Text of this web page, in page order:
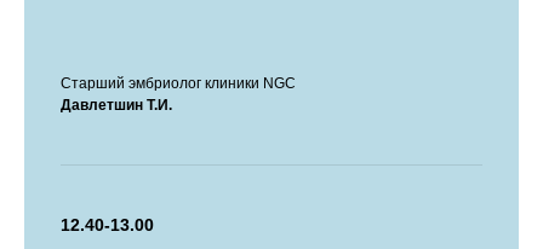
Старший эмбриолог клиники NGC
Давлетшин Т.И.
12.40-13.00